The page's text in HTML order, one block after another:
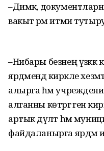
–Димәк,
вакыт әрәм итми
–Нибары безнең
ярдәмендә кирәкле
алырга һәм
алганны көтәргә генә
артык дәүләт һәм
файдаланырга ярдәм